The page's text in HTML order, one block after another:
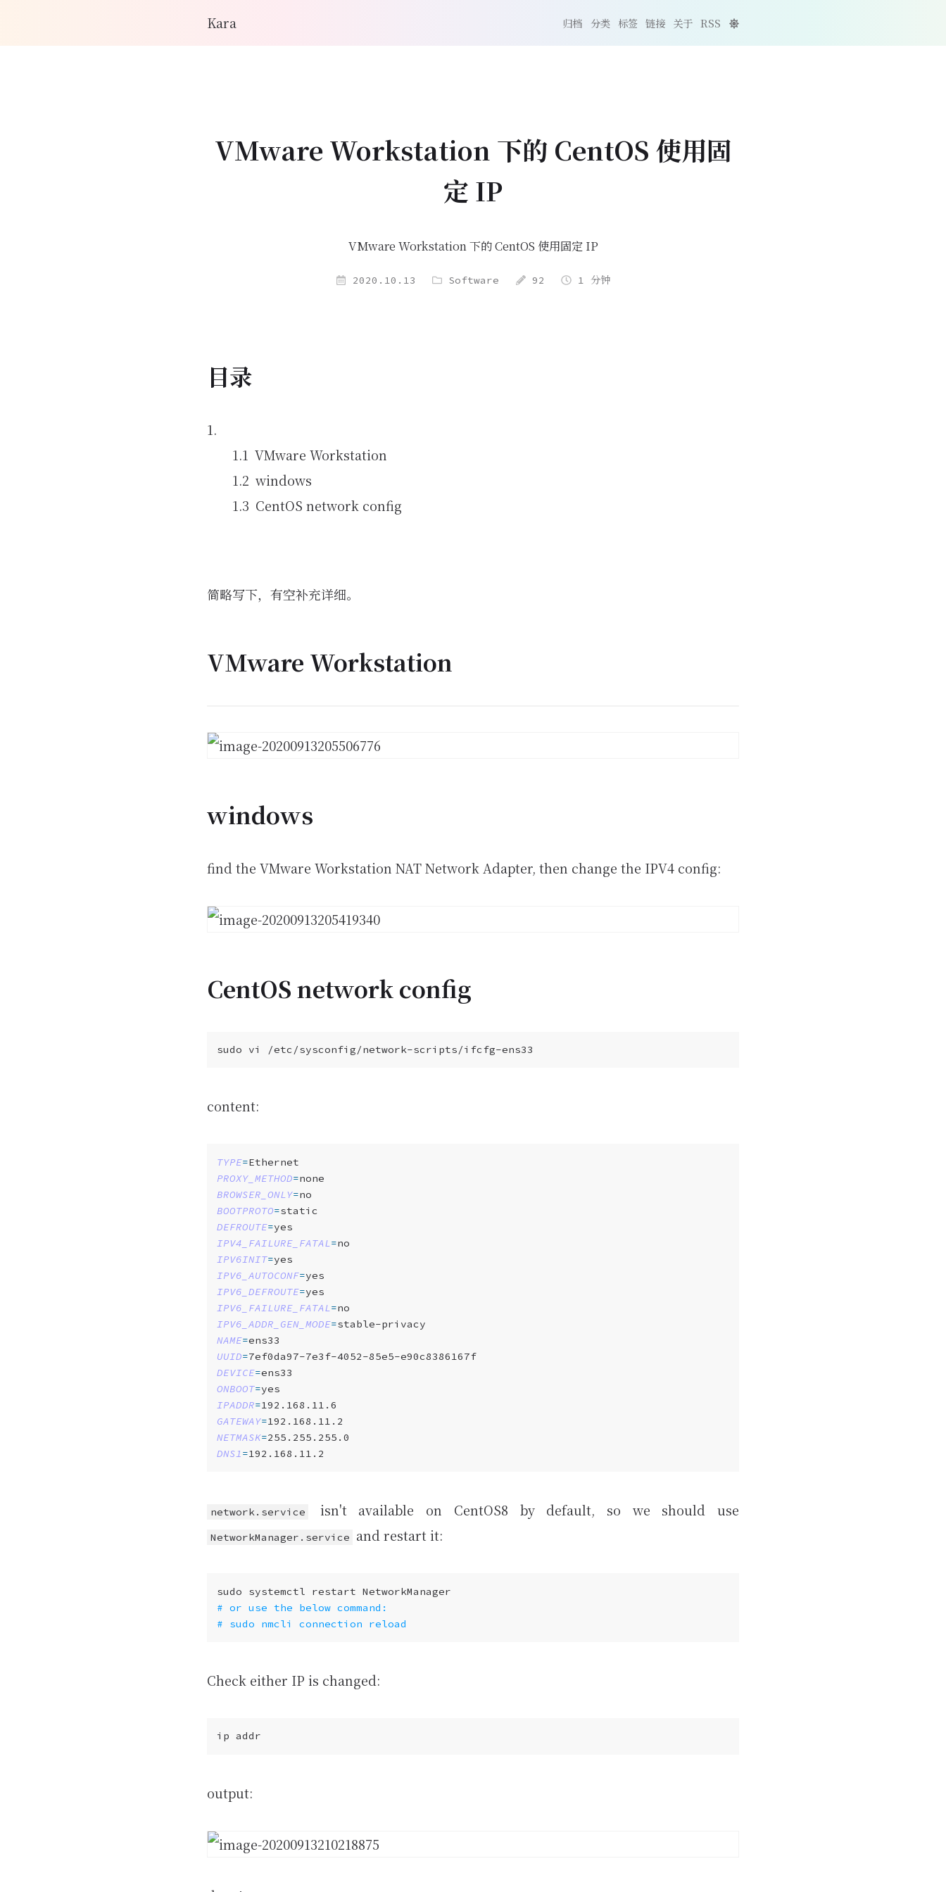
Kara 归档 分类 标签 链接 关于 RSS
VMware Workstation 下的 CentOS 使用固
定 IP
VMware Workstation 下的 CentOS 使用固定 IP
2020.10.13 Software 92 1 分钟
目录
VMware Workstation
windows
CentOS network config
简略写下，有空补充详细。
VMware Workstation
windows
find the VMware Workstation NAT Network Adapter, then change the IPV4 config:
CentOS network config
content:
TYPE=
PROXY_METHOD=
BROWSER_ONLY=
BOOTPROTO=
DEFROUTE=
IPV4_FAILURE_FATAL=
IPV6INIT=
IPV6_AUTOCONF=
IPV6_DEFROUTE=
IPV6_FAILURE_FATAL=
IPV6_ADDR_GEN_MODE=
NAME=
UUID=
DEVICE=
ONBOOT=
IPADDR=
GATEWAY=
NETMASK=
DNS1=
network.service isn't available on CentOS8 by default, so we should use
NetworkManager.service and restart it:
# or use the below command:
# sudo nmcli connection reload
Check either IP is changed:
output: